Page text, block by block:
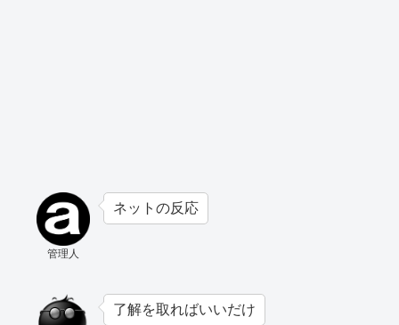
管理人
ネットの反応
了解を取ればいいだけ